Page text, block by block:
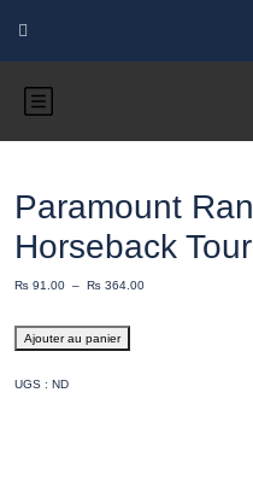
Paramount
Horseback Tour
₨ 91.00 – ₨ 364.00
Ajouter au panier
UGS : ND